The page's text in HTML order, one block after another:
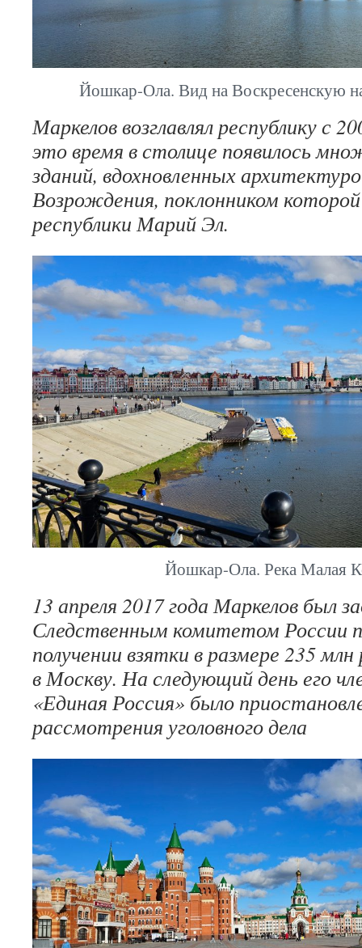
Йошкар-Ола. Вид на Воскресенскую
Маркелов возглавлял республику с
это время в столице появилось
зданий, вдохновленных
Возрождения, поклонником которой
республики Марий Эл.
Йошкар-Ола. Река Малая
13 апреля 2017 года Маркелов был
Следственным комитетом России
получении взятки в размере 235
в Москву. На следующий день его
«Единая Россия» было
рассмотрения уголовного дела